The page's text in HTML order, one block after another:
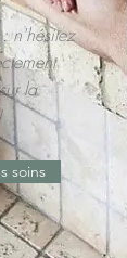
n'hésitez
la
soins